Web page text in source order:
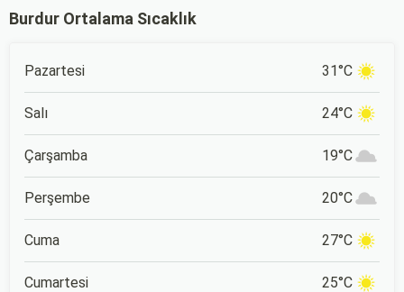
Burdur Ortalama Sıcaklık
Pazartesi 31°C
Salı 24°C
Çarşamba 19°C
Perşembe 20°C
Cuma 27°C
Cumartesi 25°C